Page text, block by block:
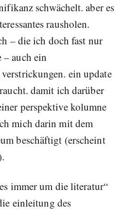
schwächelt. aber es
rausholen.
– die ich doch fast nur
– auch ein
ein update
damit ich darüber
perspektive kolumne
mich darin mit dem
beschäftigt (erscheint
immer um die literatur
einleitung des